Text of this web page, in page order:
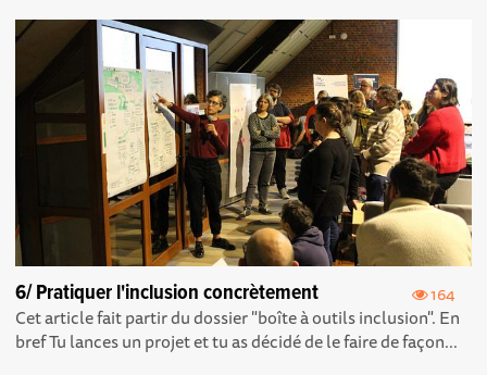
164
6/ Pratiquer l'inclusion concrètement
Cet article fait partir du dossier "boîte à outils inclusion". En
bref Tu lances un projet et tu as décidé de le faire de façon...